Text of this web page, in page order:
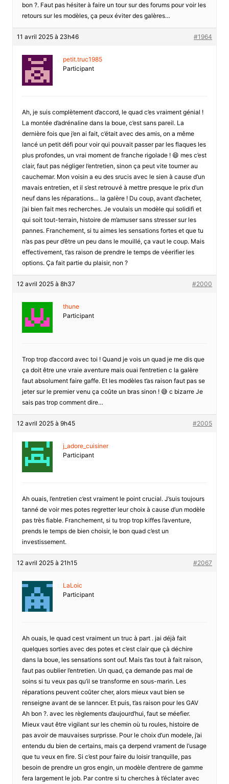
bon ?. Faut pas hésiter à faire un tour sur des forums pour voir les
retours sur les modèles, ça peux éviter des galères…
11 avril 2025 à 23h46 #1964
petit.truc1985
Participant
Ah, je suis complètement d’accord, le quad c’es vraiment génial !
La montée d’adrénaline dans la boue, c’est sans pareil. La
dernière fois que j’en ai fait, c’était avec des amis, on a même
lancé un petit défi pour voir qui pouvait passer par les flaques les
plus profondes, un vrai moment de franche rigolade ! 😄 mes c’est
clair, faut pas négliger l’entretien, sinon ça peut vite tourner au
cauchemar. Mon voisin a eu des srucis avec le sien à cause d’un
mavais entretien, et il s’est retrouvé à mettre presque le prix d’un
neuf dans les réparations… la galère ! Du coup, avant d’acheter,
j’ai bien fait mes recherches. Je voulais un modèle qui solidifi et
qui soit tout-terrain, histoire de m’amuser sans stresser sur les
pannes. Franchement, si tu aimes les sensations fortes et que tu
n’as pas peur d’être un peu dans le mouillé, ça vaut le coup. Mais
effectivement, t’as raison de prendre le temps de véerifier les
options. Ça fait partie du plaisir, non ?
12 avril 2025 à 8h37 #2000
thune
Participant
Trop trop d’accord avec toi ! Quand je vois un quad je me dis que
ça doit être une vraie aventure mais ouai l’entretien c la galère
faut absolument faire gaffe. Et les modèles t’as raison faut pas se
jeter sur le premier venu ça coûte un bras sinon ! 😅 c bizarre Je
sais pas trop comment dire…
12 avril 2025 à 9h45 #2005
j_adore_cuisiner
Participant
Ah ouais, l’entretien c’est vraiment le point crucial. J’suis toujours
tanné de voir mes potes regretter leur choix à cause d’un modèle
pas très fiable. Franchement, si tu trop trop kiffes l’aventure,
prends le temps de bien choisir, le bon quad c’est un
investissement.
12 avril 2025 à 21h15 #2067
LaLoic
Participant
Ah ouais, le quad cest vraiment un truc à part . jai déjà fait
quelques sorties avec des potes et c’est clair que çà déchire
dans la boue, les sensations sont ouf. Mais t’as tout à fait raison,
faut pas oublier l’entretien. Un quad, ça demande pas mal de
soins si tu veux pas qu’il se transforme en sous-marin. Les
réparations peuvent coûter cher, alors mieux vaut bien se
renseigne avant de se lanncer. Et puis, t’as raison pour les GAV
Ah bon ?. avec les règlements d’aujourd’hui, faut se méefier.
Mieux vaut être vigilant sur les chemin où tu roules, histoire de
pas avoir de mauvaises surprisse. Pour le choix d’un modele, j’ai
entendu du bien de certains, mais ça derpend vrament de l’usage
que tu veux en fire. Si c’est pour faire du loisir tranquille, pas
besoin de prendre un gros engin, un modèle d’entrere de gamme
fera largement le job. Par contre si tu cherches à t’éclater avec